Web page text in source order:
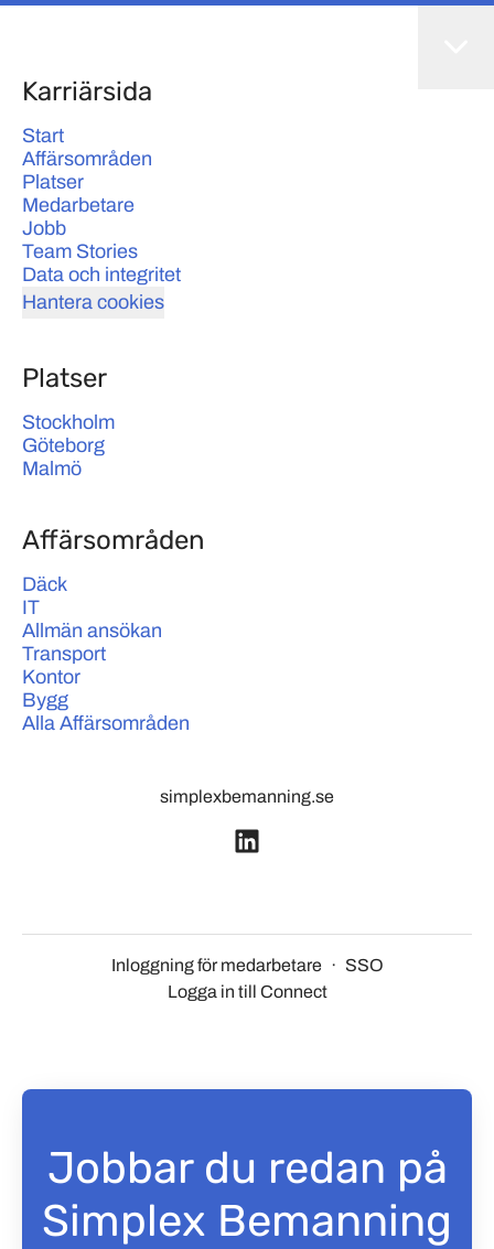
Karriärsida
Start
Affärsområden
Platser
Medarbetare
Jobb
Team Stories
Data och integritet
Hantera cookies
Platser
Stockholm
Göteborg
Malmö
Affärsområden
Däck
IT
Allmän ansökan
Transport
Kontor
Bygg
Alla Affärsområden
simplexbemanning.se
Inloggning för medarbetare · SSO
Logga in till Connect
Jobbar du redan på
Simplex Bemanning